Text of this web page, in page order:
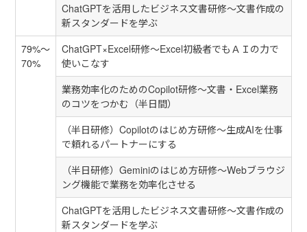
ChatGPTを活用したビジネス文書研修～文書作成の
新スタンダードを学ぶ
79%～
70%
ChatGPT×Excel研修～Excel初級者でもＡＩの力で
使いこなす
業務効率化のためのCopilot研修～文書・Excel業務
のコツをつかむ（半日間）
（半日研修）Copilotのはじめ方研修～生成AIを仕事
で頼れるパートナーにする
（半日研修）Geminiのはじめ方研修～Webブラウジ
ング機能で業務を効率化させる
ChatGPTを活用したビジネス文書研修～文書作成の
新スタンダードを学ぶ